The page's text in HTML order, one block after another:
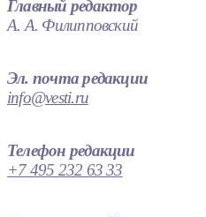
Главный редактор
А. А. Филипповский
Эл. почта редакции
info@vesti.ru
Телефон редакции
+7 495 232 63 33